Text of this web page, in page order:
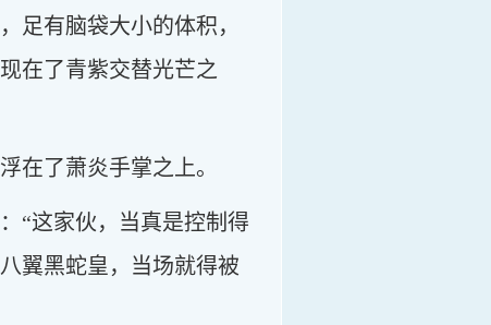
足有脑袋大小的体积，
在了青紫交替光芒之
在了萧炎手掌之上。
“这家伙，当真是控制得
翼黑蛇皇，当场就得被